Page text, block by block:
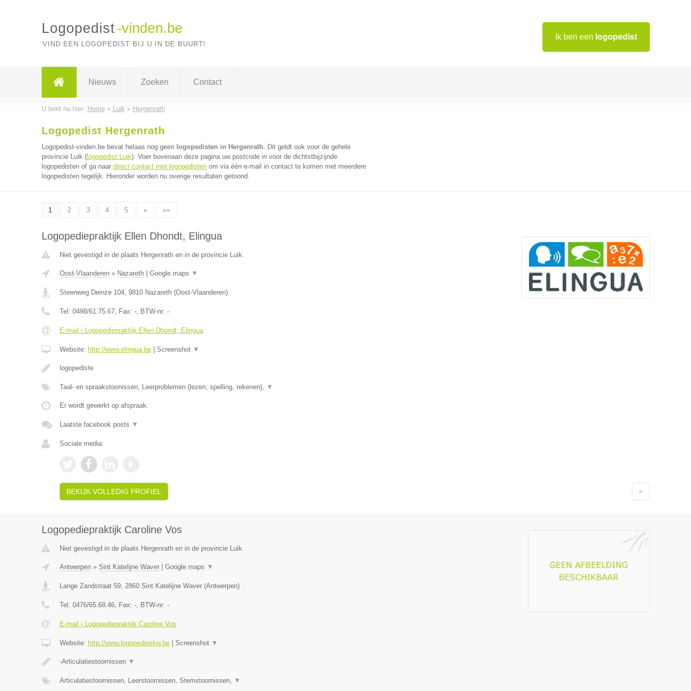
Ik ben een logopedist
Logopedist -vinden.be
VIND EEN LOGOPEDIST BIJ U IN DE BUURT!
Nieuws Zoeken Contact
U bent nu hier: Home» Luik » Hergenrath
Logopedist Hergenrath
Logopedist-vinden.be bevat helaas nog geen logopedisten in Hergenrath. Dit geldt ook voor de gehele
provincie Luik (logopedist Luik). Voer bovenaan deze pagina uw postcode in voor de dichtstbijzijnde
logopedisten of ga naar direct contact met logopedistenom via één e-mail in contact te komen met meerdere
logopedisten tegelijk. Hieronder worden nu overige resultaten getoond.
1 2 3 4 5 » »»
Logopediepraktijk Ellen Dhondt, Elingua
Niet gevestigd in de plaats Hergenrath en in de provincie Luik.
Oost-Vlaanderen» Nazareth| Google maps ▼
Steenweg Deinze 104, 9810 Nazareth(Oost-Vlaanderen)
Tel: 0498/61.75.67, Fax: -, BTW-nr: -
E-mail › Logopediepraktijk Ellen Dhondt, Elingua
Website: http://www.elingua.be| Screenshot ▼
logopediste
Taal- en spraakstoonissen, Leerproblemen (lezen, spelling, rekenen), ▼
Er wordt gewerkt op afspraak.
Laatste facebook posts ▼
Sociale media:
BEKIJK VOLLEDIG PROFIEL
Logopediepraktijk Caroline Vos
Niet gevestigd in de plaats Hergenrath en in de provincie Luik.
Antwerpen» Sint Katelijne Waver| Google maps ▼
Lange Zandstraat 59, 2860 Sint Katelijne Waver(Antwerpen)
Tel: 0476/65.68.46, Fax: -, BTW-nr: -
E-mail › Logopediepraktijk Caroline Vos
Website: http://www.logopedieskw.be| Screenshot ▼
-Articulatiestoornissen ▼
Articulatiestoornissen, Leerstoornissen, Stemstoornissen, ▼